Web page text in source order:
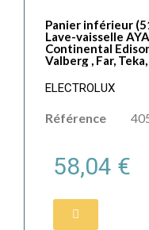
Panier inférieur
Lave-vaisselle
Continental
Valberg , Far,
ELECTROLUX
Référence
58,04 €